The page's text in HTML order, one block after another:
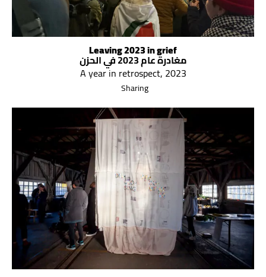
Leaving 2023 in grief
مغادرة عام 2023 في الحزن
A year in retrospect, 2023
Sharing